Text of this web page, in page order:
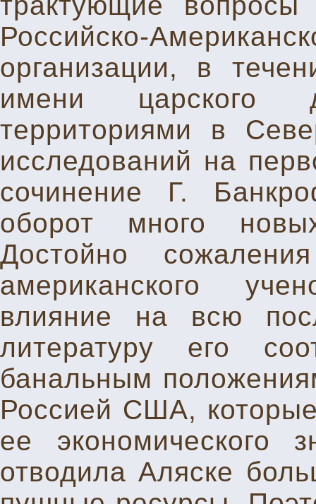
Российско-
организации, в
имени царского
территориями в
исследований на
сочинение Г.
оборот много
Достойно
американского
влияние на всю
литературу его
банальным
Россией США,
ее экономического
отводила Аляске